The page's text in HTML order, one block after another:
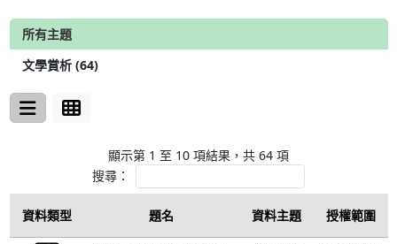
所有主題
文學賞析 (64)
顯示第 1 至 10 項結果，共 64 項
搜尋：
資料類型 題名 資料主題 授權範圍